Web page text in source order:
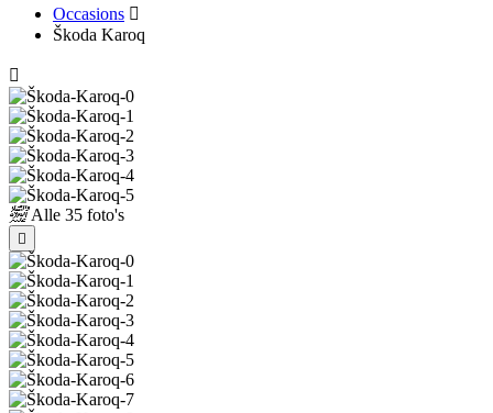
Occasions
Škoda Karoq
Alle 35 foto's